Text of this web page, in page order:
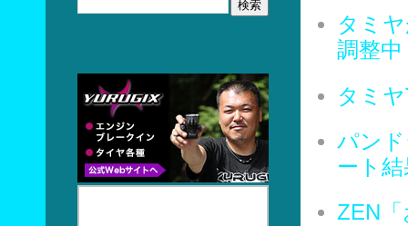
タミ
調整中
タミ
パン
ート
ZEN